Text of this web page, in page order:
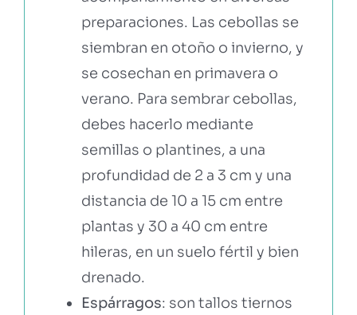
preparaciones. Las cebollas se
siembran en otoño o invierno, y
se cosechan en primavera o
verano. Para sembrar cebollas,
debes hacerlo mediante
semillas o plantines, a una
profundidad de 2 a 3 cm y una
distancia de 10 a 15 cm entre
plantas y 30 a 40 cm entre
hileras, en un suelo fértil y bien
drenado.
Espárragos: son tallos tiernos